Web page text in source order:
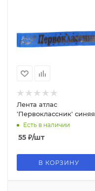
Лента атлас
'Первоклассник' синяя
Есть в наличии
55 ₽/шт
В КОРЗИНУ